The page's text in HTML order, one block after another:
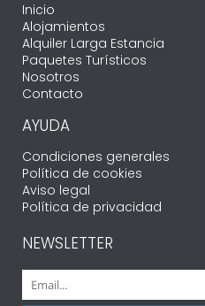
Inicio
Alojamientos
Alquiler Larga Estancia
Paquetes Turísticos
Nosotros
Contacto
AYUDA
Condiciones generales
Política de cookies
Aviso legal
Política de privacidad
NEWSLETTER